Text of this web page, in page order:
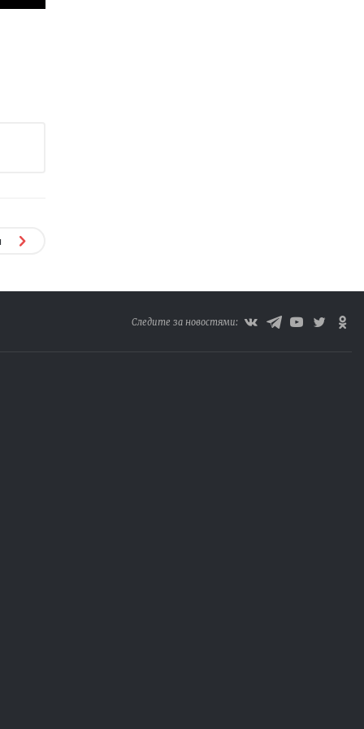
Следите за новостями: